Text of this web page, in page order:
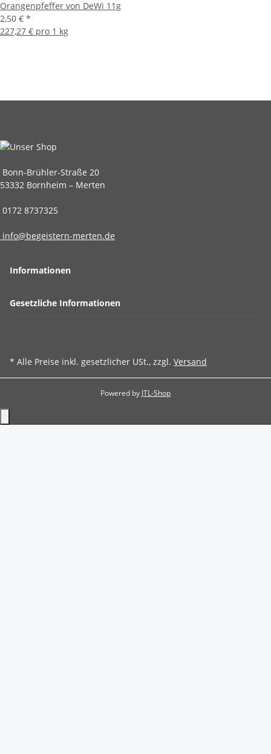
Orangenpfeffer von DeWi 11g
2,50 € *
227,27 € pro 1 kg
Bonn-Brühler-Straße 20
53332 Bornheim – Merten
0172 8737325
info@begeistern-merten.de
Informationen
Gesetzliche Informationen
* Alle Preise inkl. gesetzlicher USt., zzgl. Versand
Powered by JTL-Shop